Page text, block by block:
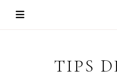
TIPS